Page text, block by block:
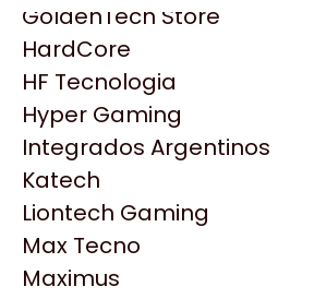
HP
HyperX
INNO3D
Intel
Kingston
Lenovo
Logitech
MSI
NVIDIA GeForce
GoldenTech Store
HardCore
HF Tecnologia
Hyper Gaming
Integrados Argentinos
Katech
Liontech Gaming
Max Tecno
Maximus